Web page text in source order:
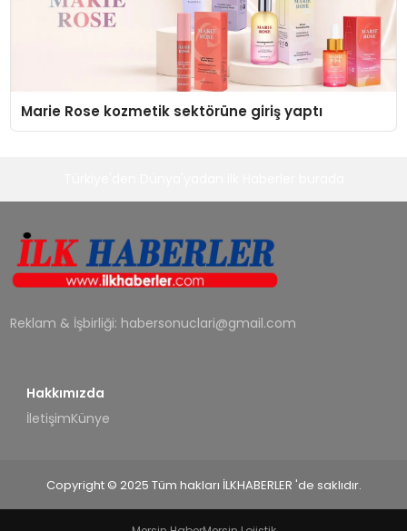
Marie Rose kozmetik sektörüne giriş yaptı
Reklam & İşbirliği: habersonuclari@gmail.com
Hakkımızda
İletişimKünye
Copyright © 2025 Tüm hakları İLKHABERLER 'de saklıdır.